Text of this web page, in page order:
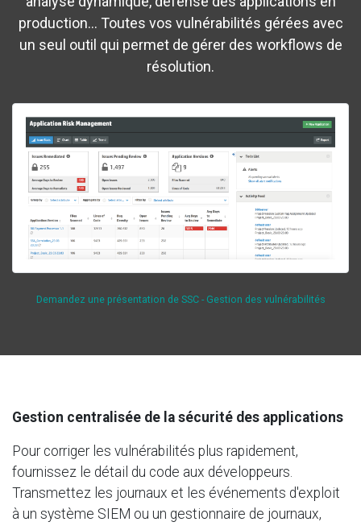
production... Toutes vos vulnérabilités gérées avec
un seul outil qui permet de gérer des workflows de
résolution.
Demandez une présentation de SSC - Gestion des vulnérabilités
Gestion centralisée de la sécurité des applications
Pour corriger les vulnérabilités plus rapidement,
fournissez le détail du code aux développeurs.
Transmettez les journaux et les événements d'exploit
à un système SIEM ou un gestionnaire de journaux,